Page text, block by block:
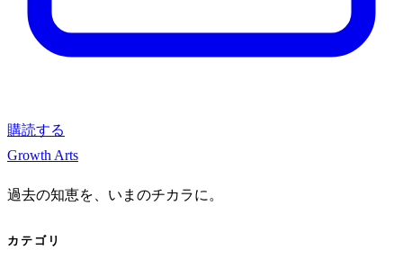
購読する
Growth Arts
過去の知恵を、いまのチカラに。
カテゴリ